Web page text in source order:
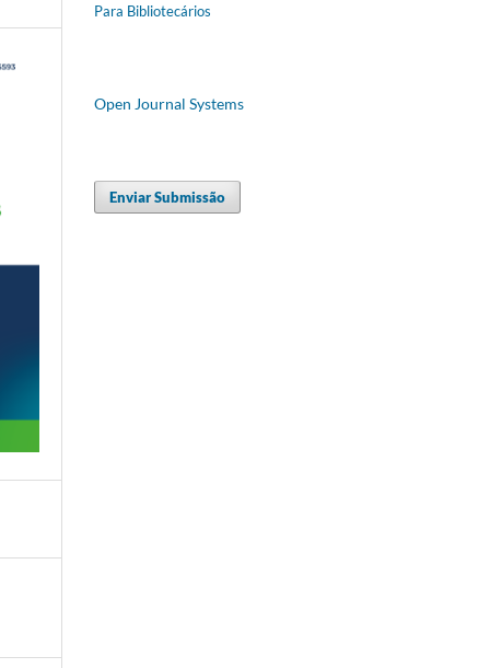
Para Bibliotecários
Open Journal Systems
Enviar Submissão